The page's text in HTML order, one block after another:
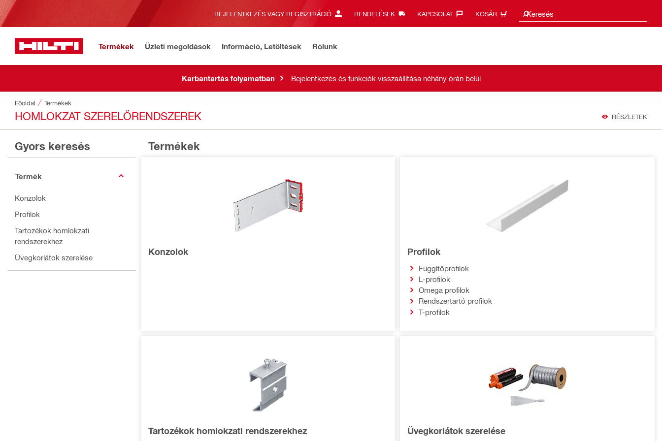
BEJELENTKEZÉS VAGY REGISZTRÁCIÓ RENDELÉSEK KAPCSOLAT‎ KOSÁR Keresés
Keresési javaslatok
Termékek Üzleti megoldások Információ, Letöltések Rólunk
Karbantartás folyamatban Bejelentkezés és funkciók visszaállítása néhány órán belül
Főoldal Termékek
HOMLOKZAT SZERELŐRENDSZEREK RÉSZLETEK
Gyors keresés
Termék
Konzolok
Profilok
Tartozékok homlokzati
rendszerekhez
Üvegkorlátok szerelése
Termékek
Konzolok Profilok
Függítőprofilok
L-profilok
Omega profilok
Rendszertartó profilok
T-profilok
Tartozékok homlokzati rendszerekhez Üvegkorlátok szerelése